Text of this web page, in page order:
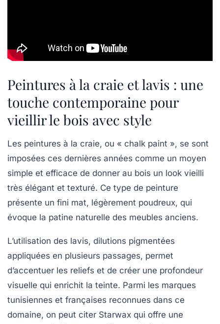
Peintures à la craie et lavis : une
touche contemporaine pour
vieillir le bois avec style
Les peintures à la craie, ou « chalk paint », se sont
imposées ces dernières années comme un moyen
simple et efficace de donner au bois un look vieilli
très élégant et texturé. Ce type de peinture
présente un fini mat, légèrement poudreux, qui
évoque la patine naturelle des meubles anciens.
L’utilisation des lavis, dilutions pigmentées
appliquées en plusieurs passages, permet
d’accentuer les reliefs et de créer une profondeur
visuelle qui enrichit la teinte. Parmi les marques
tunisiennes et françaises reconnues dans ce
domaine, on peut citer Starwax qui offre une